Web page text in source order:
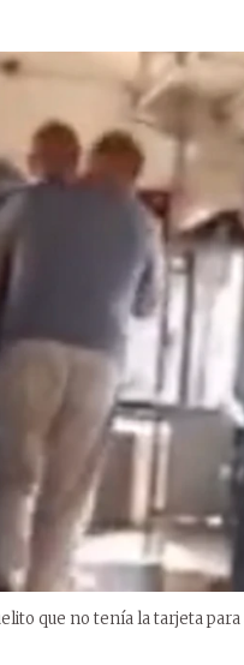
que no tenía la tarjeta